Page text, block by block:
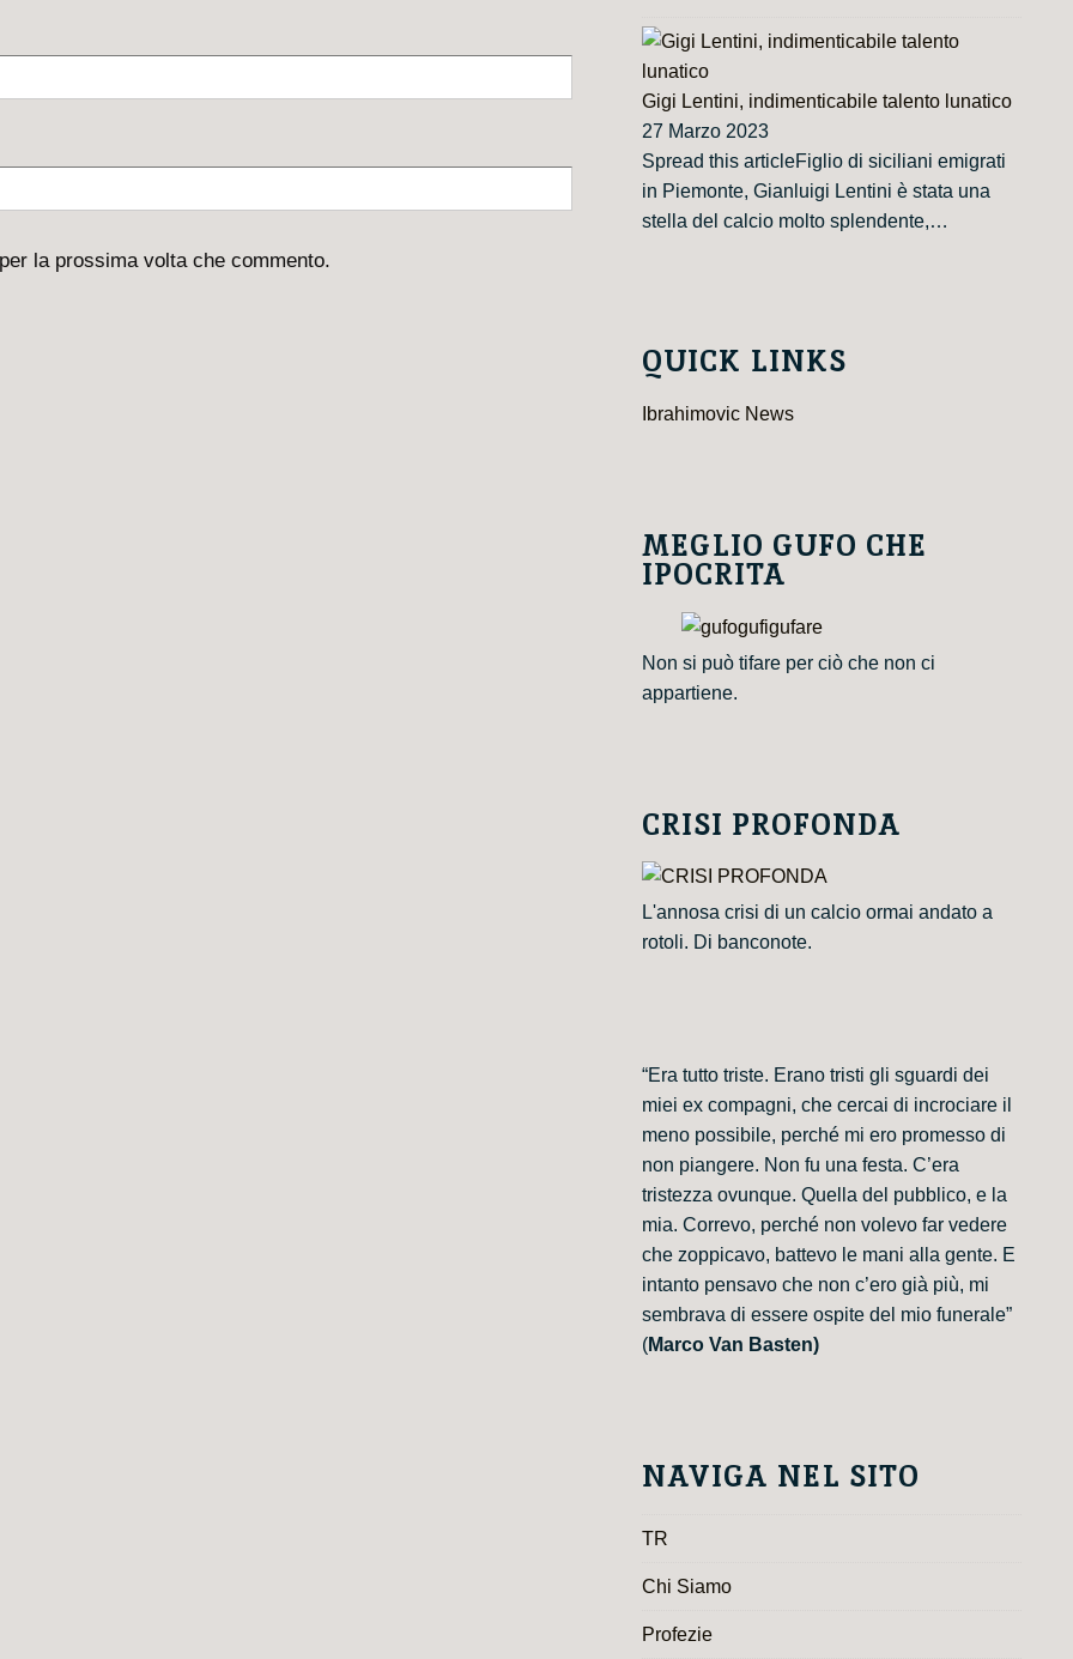
la prossima volta che commento.
Gigi Lentini, indimenticabile talento lunatico
27 Marzo 2023
Spread this articleFiglio di siciliani emigrati
in Piemonte, Gianluigi Lentini è stata una
stella del calcio molto splendente,…
QUICK LINKS
Ibrahimovic News
MEGLIO GUFO CHE
IPOCRITA
Non si può tifare per ciò che non ci
appartiene.
CRISI PROFONDA
L'annosa crisi di un calcio ormai andato a
rotoli. Di banconote.
“Era tutto triste. Erano tristi gli sguardi dei
miei ex compagni, che cercai di incrociare il
meno possibile, perché mi ero promesso di
non piangere. Non fu una festa. C’era
tristezza ovunque. Quella del pubblico, e la
mia. Correvo, perché non volevo far vedere
che zoppicavo, battevo le mani alla gente. E
intanto pensavo che non c’ero già più, mi
sembrava di essere ospite del mio funerale”
(Marco Van Basten)
NAVIGA NEL SITO
TR
Chi Siamo
Profezie